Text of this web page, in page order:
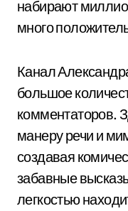
набирают
много
Канал
большое
комментаторов.
манеру речи и
создавая
забавные
легкостью